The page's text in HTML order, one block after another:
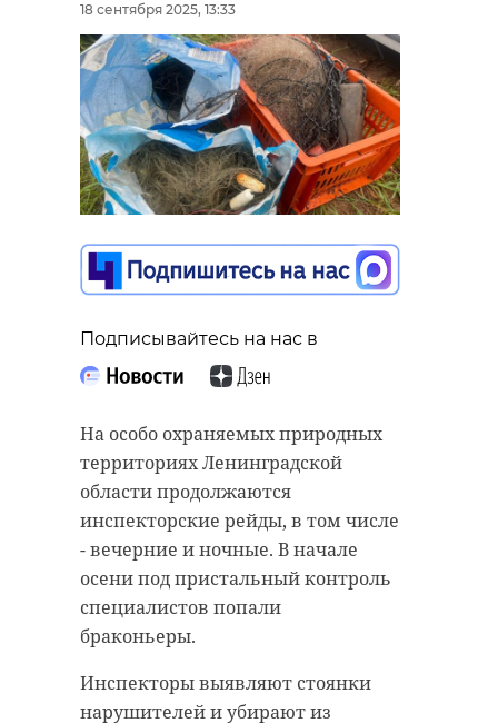
18 сентября 2025, 13:33
Подписывайтесь на нас в
На особо охраняемых природных
территориях Ленинградской
области продолжаются
инспекторские рейды, в том числе
- вечерние и ночные. В начале
осени под пристальный контроль
специалистов попали
браконьеры.
Инспекторы выявляют стоянки
нарушителей и убирают из